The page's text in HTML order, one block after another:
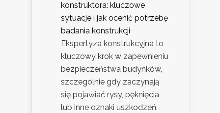
konstruktora: kluczowe
sytuacje i jak ocenić potrzebę
badania konstrukcji
Ekspertyza konstrukcyjna to
kluczowy krok w zapewnieniu
bezpieczeństwa budynków,
szczególnie gdy zaczynają
się pojawiać rysy, pęknięcia
lub inne oznaki uszkodzeń.